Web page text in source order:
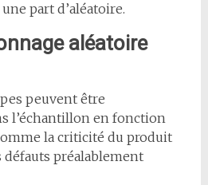
part d’aléatoire.
aléatoire
peuvent être
l’échantillon en fonction
la criticité du produit
défauts préalablement